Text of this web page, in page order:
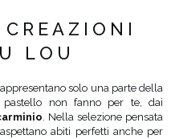
LOU
solo una parte della
non fanno per te, dai
. Nella selezione pensata
abiti perfetti anche per